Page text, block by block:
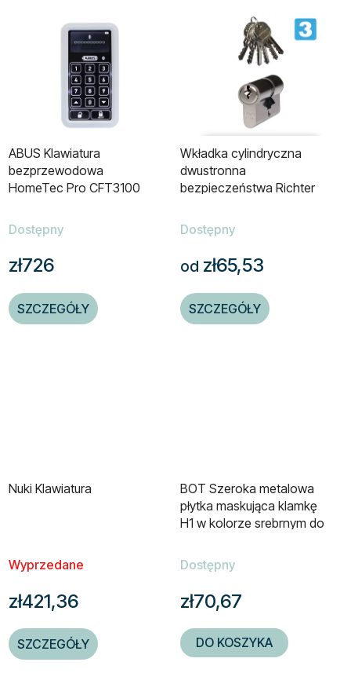
ABUS Klawiatura
bezprzewodowa
HomeTec Pro CFT3100
Dostępny
zł726
SZCZEGÓŁY
Wkładka cylindryczna
dwustronna
bezpieczeństwa Richter
Dostępny
od zł65,53
SZCZEGÓŁY
Nuki Klawiatura
Wyprzedane
zł421,36
SZCZEGÓŁY
BOT Szeroka metalowa
płytka maskująca klamkę
H1 w kolorze srebrnym do
zarysowań w drzwiach
Dostępny
zł70,67
DO KOSZYKA